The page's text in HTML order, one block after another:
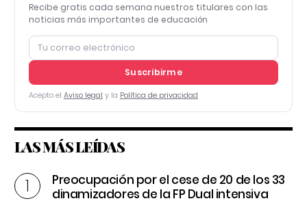
Recibe gratis cada semana nuestros titulares con las
noticias más importantes de educación
Suscribirme
Acepto el Aviso legal y la Política de privacidad
LAS MÁS LEÍDAS
Preocupación por el cese de 20 de los 33
dinamizadores de la FP Dual intensiva